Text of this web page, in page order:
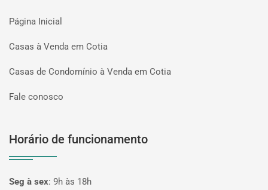
Página Inicial
Casas à Venda em Cotia
Casas de Condomínio à Venda em Cotia
Fale conosco
Horário de funcionamento
Seg à sex: 9h às 18h